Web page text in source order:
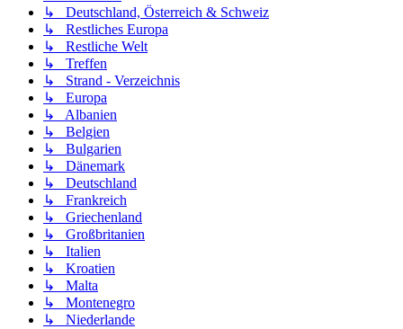
↳ Deutschland, Österreich & Schweiz
↳ Restliches Europa
↳ Restliche Welt
↳ Treffen
↳ Strand - Verzeichnis
↳ Europa
↳ Albanien
↳ Belgien
↳ Bulgarien
↳ Dänemark
↳ Deutschland
↳ Frankreich
↳ Griechenland
↳ Großbritanien
↳ Italien
↳ Kroatien
↳ Malta
↳ Montenegro
↳ Niederlande